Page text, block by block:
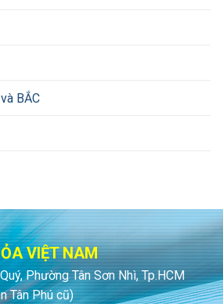
BẮC
VIỆT NAM
Phường Tân Sơn Nhì, Tp.HCM
Tân Phú cũ)